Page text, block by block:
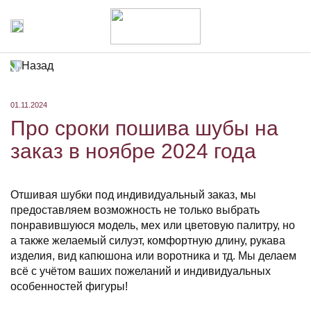
Назад
01.11.2024
Про сроки пошива шубы на
заказ в ноябре 2024 года
Отшивая шубки под индивидуальный заказ, мы
предоставляем возможность не только выбрать
понравившуюся модель, мех или цветовую палитру, но
а также желаемый силуэт, комфортную длину, рукава
изделия, вид капюшона или воротника и тд. Мы делаем
всё с учётом ваших пожеланий и индивидуальных
особенностей фигуры!